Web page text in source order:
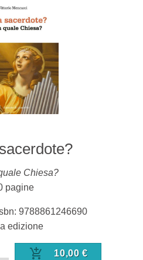
Chiesa?
pagine
9788861246690
edizione
10,00 €